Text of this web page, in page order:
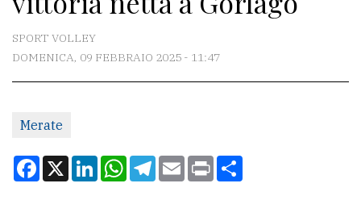
Meteo
redazione
Scrivici
SPORT VOLLEY
DOMENICA, 09 FEBBRAIO 2025 - 11:47
Merate
Facebook
X LinkedInWhatsApp
Telegram
EmailPrint